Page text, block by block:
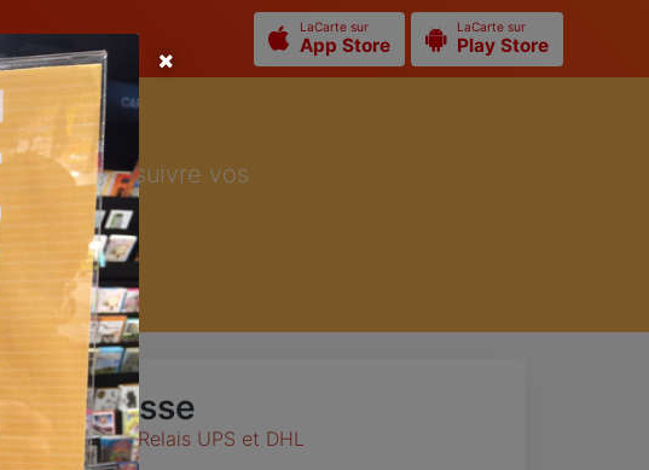
LaCarte sur
App Store
LaCarte sur
Play Store
pour suivre vos
!
La Presse
Point Relais UPS et DHL